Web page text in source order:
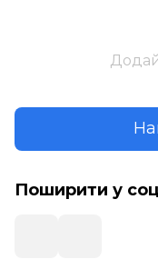
Поширити у